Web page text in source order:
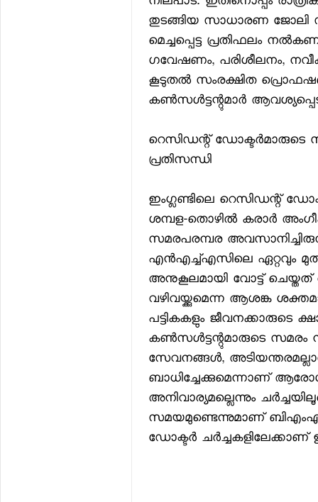
തുടങ്ങിയ സാധാരണ ജോലി
മെച്ചപ്പെട്ട പ്രതിഫലം
ഗവേഷണം, പരിശീലനം,
കൂടുതല്‍ സംരക്ഷിത
കണ്‍സള്‍ട്ടന്റുമാര്‍
റെസിഡന്റ് ഡോക്ടര്‍മാരുടെ
പ്രതിസന്ധി
ഇംഗ്ലണ്ടിലെ റെസിഡന്റ്
ശമ്പള-തൊഴില്‍ കരാര്‍
സമരപരമ്പര
എന്‍എച്ച്എസിലെ ഏറ്റവും
അനുകൂലമായി വോട്ട്
വഴിവയ്ക്കുമെന്ന ആശങ്ക
പട്ടികകളും ജീവനക്കാരുടെ
കണ്‍സള്‍ട്ടന്റുമാരുടെ സമരം
സേവനങ്ങള്‍,
ബാധിച്ചേക്കുമെന്നാണ്
അനിവാര്യമല്ലെന്നും
സമയമുണ്ടെന്നുമാണ്
ഡോക്ടര്‍ ചര്‍ച്ചകളിലേക്കാണ്